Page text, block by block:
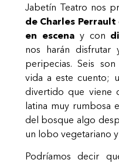
Jabetín Teatro nos
de Charles Perrault
en escenay con
nos harán disfrutar
peripecias. Seis
vida a este cuento;
divertido que viene
latina muy rumbosa
del bosque algo
un lobo vegetariano
Podríamos decir